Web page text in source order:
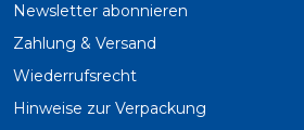
Newsletter abonnieren
Zahlung & Versand
Wiederrufsrecht
Hinweise zur Verpackung